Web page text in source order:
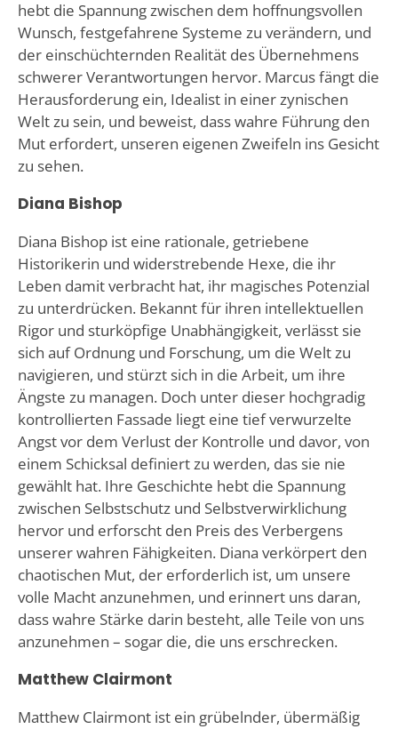
hebt die Spannung zwischen dem hoffnungsvollen
Wunsch, festgefahrene Systeme zu verändern, und
der einschüchternden Realität des Übernehmens
schwerer Verantwortungen hervor. Marcus fängt die
Herausforderung ein, Idealist in einer zynischen
Welt zu sein, und beweist, dass wahre Führung den
Mut erfordert, unseren eigenen Zweifeln ins Gesicht
zu sehen.
Diana Bishop
Diana Bishop ist eine rationale, getriebene
Historikerin und widerstrebende Hexe, die ihr
Leben damit verbracht hat, ihr magisches Potenzial
zu unterdrücken. Bekannt für ihren intellektuellen
Rigor und sturköpfige Unabhängigkeit, verlässt sie
sich auf Ordnung und Forschung, um die Welt zu
navigieren, und stürzt sich in die Arbeit, um ihre
Ängste zu managen. Doch unter dieser hochgradig
kontrollierten Fassade liegt eine tief verwurzelte
Angst vor dem Verlust der Kontrolle und davor, von
einem Schicksal definiert zu werden, das sie nie
gewählt hat. Ihre Geschichte hebt die Spannung
zwischen Selbstschutz und Selbstverwirklichung
hervor und erforscht den Preis des Verbergens
unserer wahren Fähigkeiten. Diana verkörpert den
chaotischen Mut, der erforderlich ist, um unsere
volle Macht anzunehmen, und erinnert uns daran,
dass wahre Stärke darin besteht, alle Teile von uns
anzunehmen – sogar die, die uns erschrecken.
Matthew Clairmont
Matthew Clairmont ist ein grübelnder, übermäßig